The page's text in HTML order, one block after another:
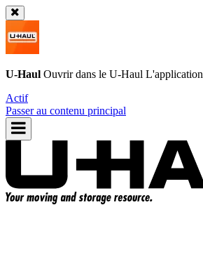
U-Haul Ouvrir dans le U-Haul L'application
Actif
Passer au contenu principal